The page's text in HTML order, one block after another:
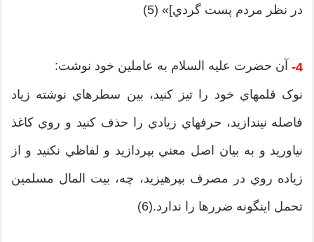
در نظر مردم پست گردي]» (5)
4- آن حضرت عليه السلام به عاملين خود نوشت:
نوک قلمهاي خود را تيز کنيد، بين سطرهاي نوشته زياد
فاصله نيندازيد، حرفهاي زيادي را حذف کنيد و روي کاغذ
نياوريد و به بيان اصل معني بپردازيد و لفاظي نکنيد و از
زياده روي در مصرف بپرهيزيد، چه، بيت المال مسلمين
تحمل اينگونه ضررها را ندارد.(6)